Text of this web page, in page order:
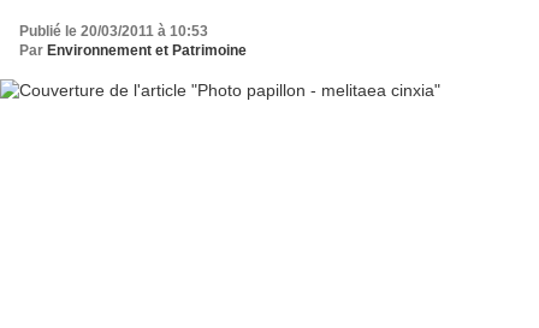
Publié le 20/03/2011 à 10:53
Par Environnement et Patrimoine